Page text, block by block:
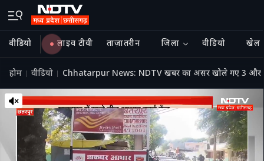
वीडियो लाइव टीवी ताज़ातरीन जिला वीडियो खेल
होम वीडियो Chhatarpur News: NDTV खबर का असर खोले गए 3